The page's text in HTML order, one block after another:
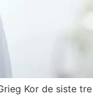
Kor de siste tre